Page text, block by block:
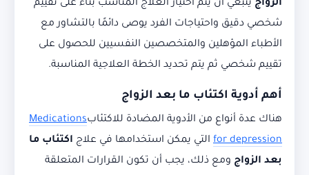
الزواج ينبغي أن يتم اختيار العلاج المناسب بناءً على تقييم
شخصي دقيق واحتياجات الفرد يوصى دائمًا بالتشاور مع
الأطباء المؤهلين والمتخصصين النفسيين للحصول على
تقييم شخصي ثم يتم تحديد الخطة العلاجية المناسبة.
أهم أدوية اكتئاب ما بعد الزواج
هناك عدة أنواع من الأدوية المضادة للاكتئابMedications
for depression التي يمكن استخدامها في علاج اكتئاب ما
بعد الزواج ومع ذلك، يجب أن تكون القرارات المتعلقة